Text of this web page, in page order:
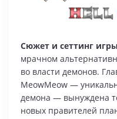
Сюжет и сеттинг
мрачном
во власти демонов.
MeowMeow —
демона — вынуждена
новых правителей